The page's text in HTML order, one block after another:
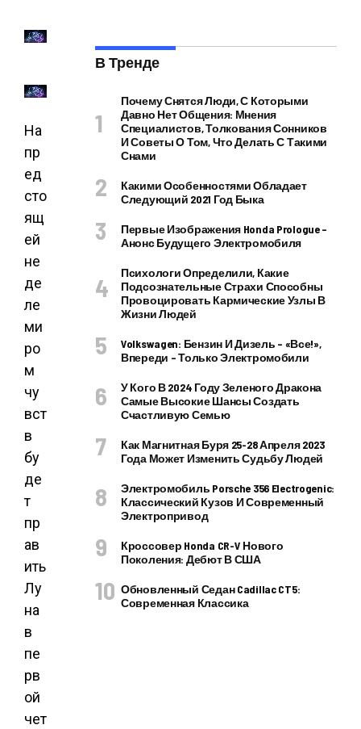
На
пр
ед
сто
ящ
ей
не
де
ле
ми
ро
м
чу
вст
в
бу
де
т
пр
ав
ить
Лу
на
в
пе
рв
ой
чет
В Тренде
Почему Снятся Люди, С Которыми
Давно Нет Общения: Мнения
Специалистов, Толкования Сонников
И Советы О Том, Что Делать С Такими
Снами
Какими Особенностями Обладает
Следующий 2021 Год Быка
Первые Изображения Honda Prologue –
Анонс Будущего Электромобиля
Психологи Определили, Какие
Подсознательные Страхи Способны
Провоцировать Кармические Узлы В
Жизни Людей
Volkswagen: Бензин И Дизель – «все!»,
Впереди – Только Электромобили
У Кого В 2024 Году Зеленого Дракона
Самые Высокие Шансы Создать
Счастливую Семью
Как Магнитная Буря 25-28 Апреля 2023
Года Может Изменить Судьбу Людей
Электромобиль Porsche 356 Electrogenic:
Классический Кузов И Современный
Электропривод
Кроссовер Honda CR-V Нового
Поколения: Дебют В США
Обновленный Седан Cadillac CT5:
Современная Классика